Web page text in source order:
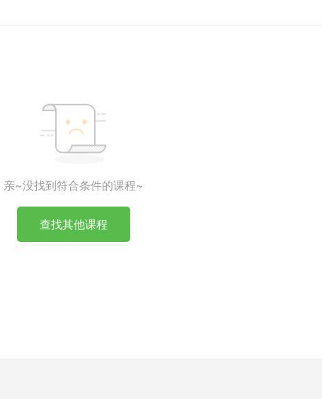
亲~没找到符合条件的课程~
查找其他课程